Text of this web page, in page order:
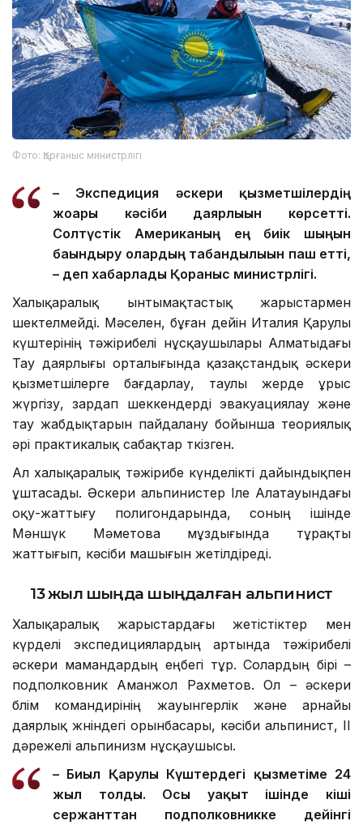
Фото: Қорғаныс министрлігі
– Экспедиция әскери қызметшілердің
жоғары кәсіби даярлығын көрсетті.
Солтүстік Американың ең биік шыңын
бағындыру олардың табандылығын паш етті,
– деп хабарлады Қорғаныс министрлігі.
Халықаралық ынтымақтастық жарыстармен
шектелмейді. Мәселен, бұған дейін Италия Қарулы
күштерінің тәжірибелі нұсқаушылары Алматыдағы
Тау даярлығы орталығында қазақстандық әскери
қызметшілерге бағдарлау, таулы жерде ұрыс
жүргізу, зардап шеккендерді эвакуациялау және
тау жабдықтарын пайдалану бойынша теориялық
әрі практикалық сабақтар өткізген.
Ал халықаралық тәжірибе күнделікті дайындықпен
ұштасады. Әскери альпинистер Іле Алатауындағы
оқу-жаттығу полигондарында, соның ішінде
Мәншүк Мәметова мұздығында тұрақты
жаттығып, кәсіби машығын жетілдіреді.
13 жыл шыңда шыңдалған альпинист
Халықаралық жарыстардағы жетістіктер мен
күрделі экспедициялардың артында тәжірибелі
әскери мамандардың еңбегі тұр. Солардың бірі –
подполковник Аманжол Рахметов. Ол – әскери
бөлім командирінің жауынгерлік және арнайы
даярлық жөніндегі орынбасары, кәсіби альпинист, ІІ
дәрежелі альпинизм нұсқаушысы.
– Биыл Қарулы Күштердегі қызметіме 24
жыл толды. Осы уақыт ішінде кіші
сержанттан подполковникке дейінгі